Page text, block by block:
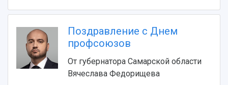
Официальные документы
Поздравление с Днем
профсоюзов
От губернатора Самарской области
Вячеслава Федорищева